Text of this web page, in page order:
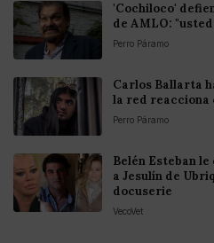
'Cochiloco'
de AMLO:
Perro Páramo
Carlos Ballarta
la red reacciona
Perro Páramo
Belén Esteban
a Jesulín de
docuserie
VecoVet